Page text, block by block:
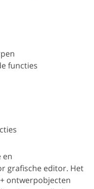
functies
en
grafische editor. Het
ontwerpobjecten